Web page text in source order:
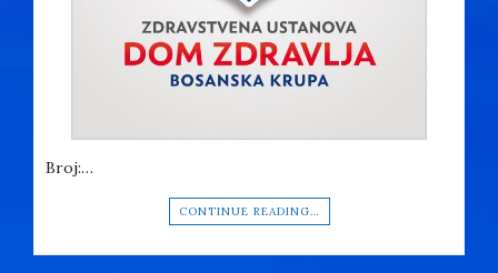
Broj:…
CONTINUE READING…